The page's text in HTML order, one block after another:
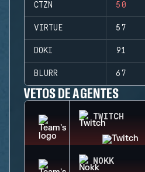
CTZN 50
VIRTUE 57
DOKI 91
BLURR 67
VETOS DE AGENTES
TWITCH
NOKK